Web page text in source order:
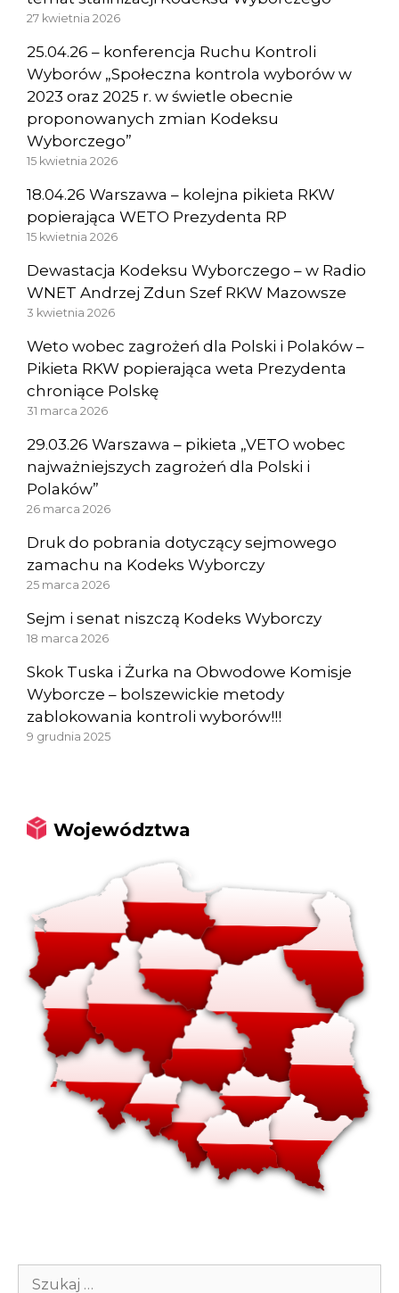
27 kwietnia 2026
25.04.26 – konferencja Ruchu Kontroli
Wyborów „Społeczna kontrola wyborów w
2023 oraz 2025 r. w świetle obecnie
proponowanych zmian Kodeksu
Wyborczego”
15 kwietnia 2026
18.04.26 Warszawa – kolejna pikieta RKW
popierająca WETO Prezydenta RP
15 kwietnia 2026
Dewastacja Kodeksu Wyborczego – w Radio
WNET Andrzej Zdun Szef RKW Mazowsze
3 kwietnia 2026
Weto wobec zagrożeń dla Polski i Polaków –
Pikieta RKW popierająca weta Prezydenta
chroniące Polskę
31 marca 2026
29.03.26 Warszawa – pikieta „VETO wobec
najważniejszych zagrożeń dla Polski i
Polaków”
26 marca 2026
Druk do pobrania dotyczący sejmowego
zamachu na Kodeks Wyborczy
25 marca 2026
Sejm i senat niszczą Kodeks Wyborczy
18 marca 2026
Skok Tuska i Żurka na Obwodowe Komisje
Wyborcze – bolszewickie metody
zablokowania kontroli wyborów!!!
9 grudnia 2025
Województwa
Szukaj: